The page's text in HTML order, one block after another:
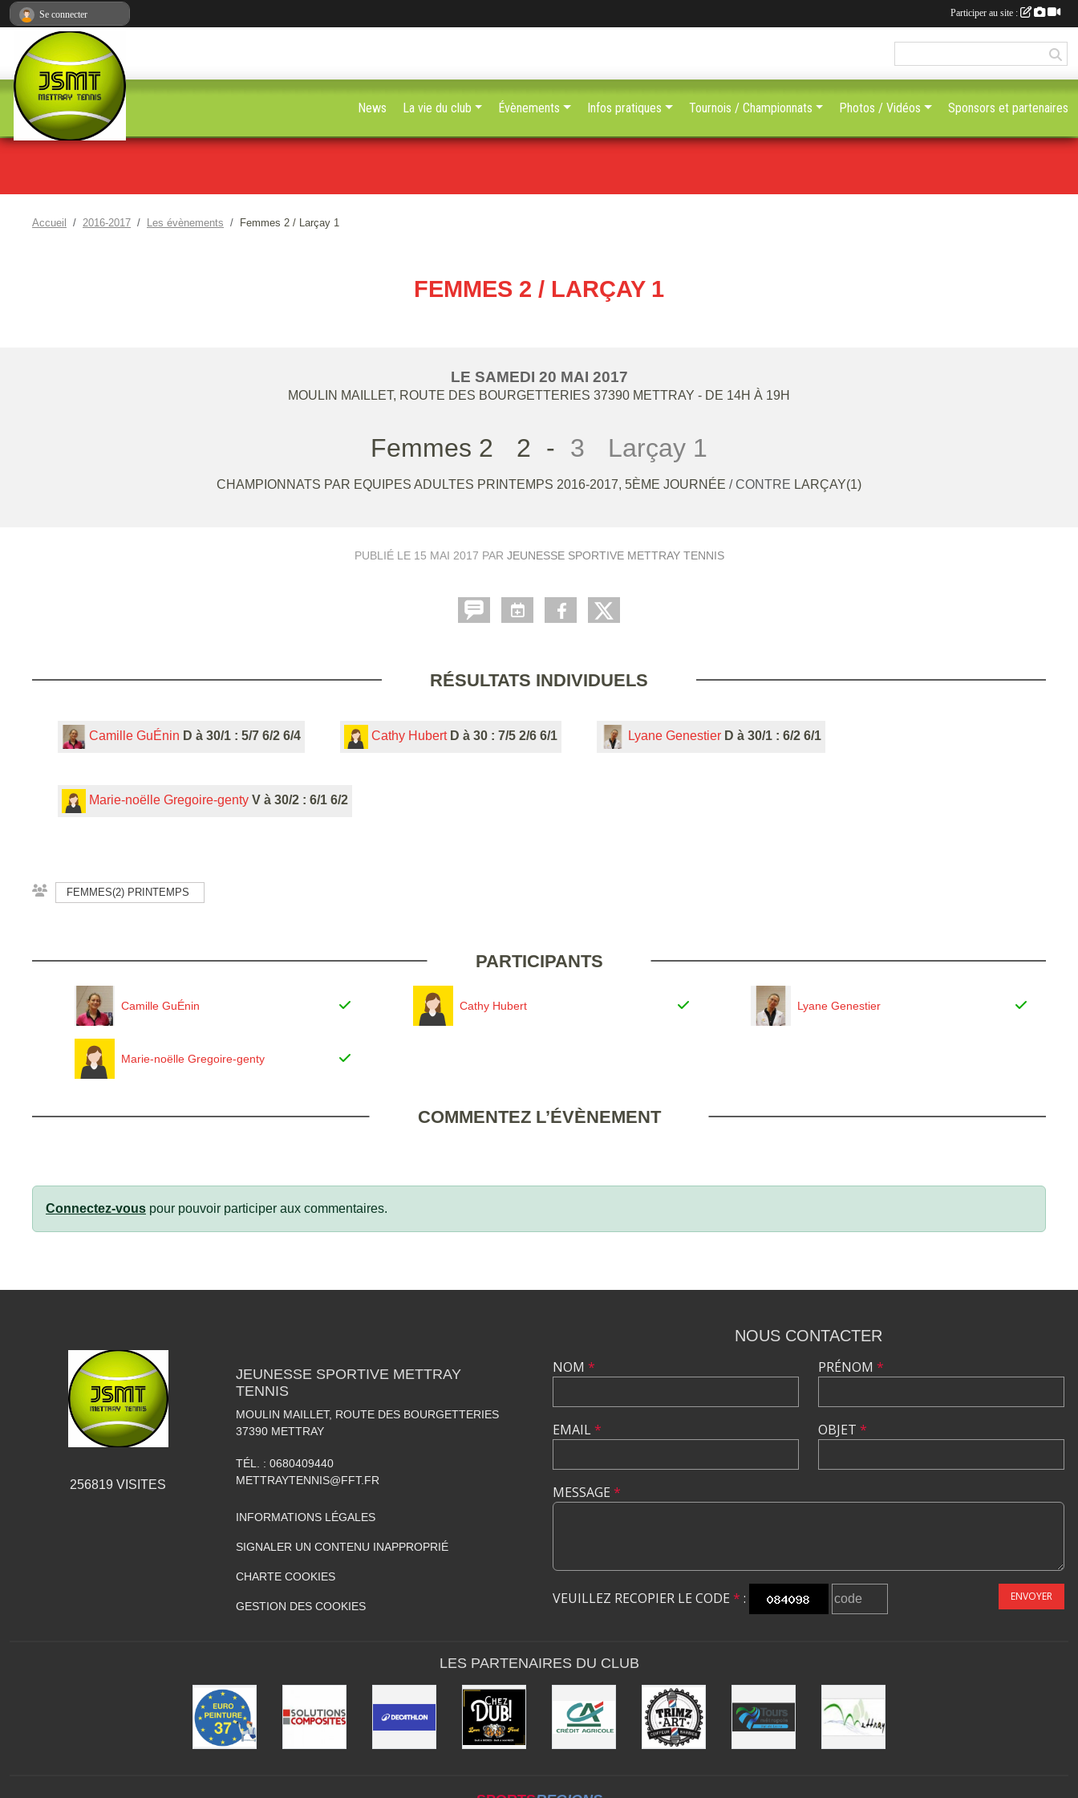
Accueil 2016-2017 Les évènements Femmes 2 / Larçay 1
FEMMES 2 / LARÇAY 1
LE SAMEDI 20 MAI 2017
MOULIN MAILLET, ROUTE DES BOURGETTERIES 37390 METTRAY - DE 14H À 19H
Femmes 2 2 - 3 Larçay 1
CHAMPIONNATS PAR EQUIPES ADULTES PRINTEMPS 2016-2017, 5ÈME JOURNÉE / CONTRE LARÇAY(1)
PUBLIÉ LE 15 MAI 2017 PAR JEUNESSE SPORTIVE METTRAY TENNIS
RÉSULTATS INDIVIDUELS
Camille GuÉnin D à 30/1 : 5/7 6/2 6/4 Cathy Hubert D à 30 : 7/5 2/6 6/1 Lyane Genestier D à 30/1 : 6/2 6/1
Marie-noëlle Gregoire-genty V à 30/2 : 6/1 6/2
FEMMES(2) PRINTEMPS
PARTICIPANTS
Camille GuÉnin Cathy Hubert Lyane Genestier
Marie-noëlle Gregoire-genty
COMMENTEZ L’ÉVÈNEMENT
Connectez-vous pour pouvoir participer aux commentaires.
News La vie du club Évènements Infos pratiques Tournois / Championnats Photos / Vidéos Sponsors et partenaires
256819 VISITES
JEUNESSE SPORTIVE METTRAY
TENNIS
MOULIN MAILLET, ROUTE DES BOURGETTERIES
37390 METTRAY
TÉL. : 0680409440
METTRAYTENNIS@FFT.FR
INFORMATIONS LÉGALES
SIGNALER UN CONTENU INAPPROPRIÉ
CHARTE COOKIES
GESTION DES COOKIES
NOUS CONTACTER
NOM *
EMAIL*
PRÉNOM *
OBJET *
MESSAGE *
VEUILLEZ RECOPIER LE CODE * : ENVOYER
LES PARTENAIRES DU CLUB
Se connecter Participer au site :
Panneau de gestion des cookies